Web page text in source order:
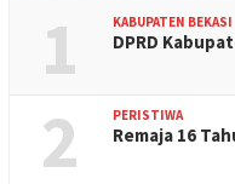
1 KABUPATEN BEKASI
DPRD
2 PERISTIWA
Remaja 16